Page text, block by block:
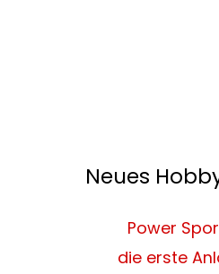
Neues
Power
die erste